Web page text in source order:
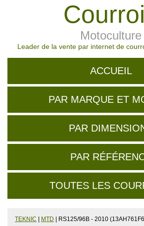
Motoculture
Leader de la vente par internet de
ACCUEIL
PAR MARQUE ET
PAR
PAR
TOUTES LES
TEKNIC MTD | RS125/96B - 2010